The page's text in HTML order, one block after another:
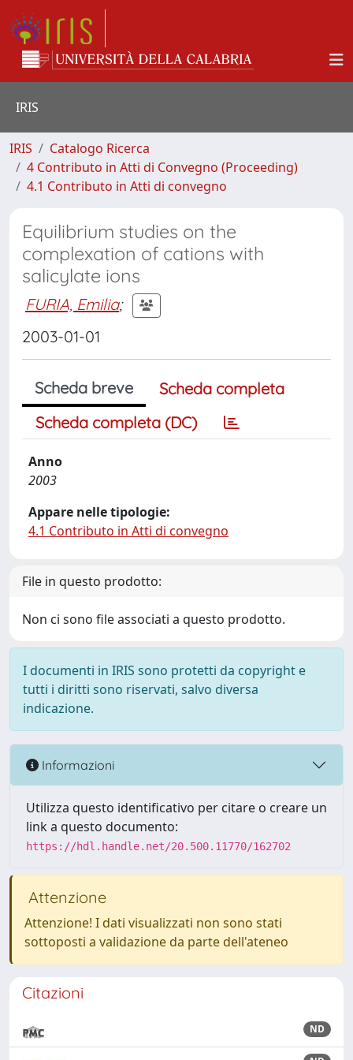
IRIS
IRIS
Catalogo Ricerca
4 Contributo in Atti di Convegno (Proceeding)
4.1 Contributo in Atti di convegno
Equilibrium studies on the
complexation of cations with
salicylate ions
FURIA, Emilia;
2003-01-01
Scheda breve
Scheda completa
Scheda completa (DC)
Anno
2003
Appare nelle tipologie:
4.1 Contributo in Atti di convegno
File in questo prodotto:
Non ci sono file associati a questo prodotto.
I documenti in IRIS sono protetti da copyright e
tutti i diritti sono riservati, salvo diversa
indicazione.
Informazioni
Utilizza questo identificativo per citare o creare un
link a questo documento:
https://hdl.handle.net/20.500.11770/162702
Attenzione
Attenzione! I dati visualizzati non sono stati
sottoposti a validazione da parte dell'ateneo
Citazioni
ND